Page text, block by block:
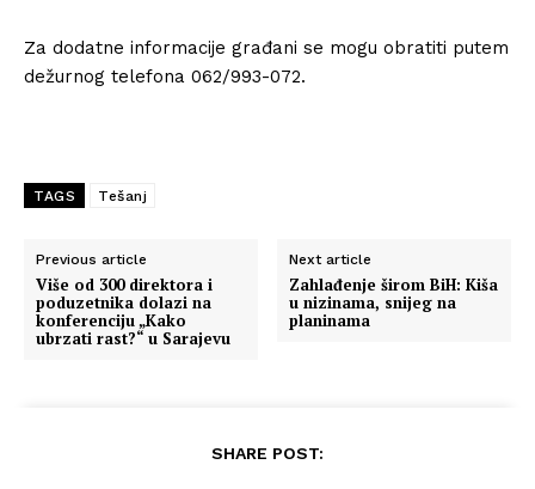
Za dodatne informacije građani se mogu obratiti putem
dežurnog telefona 062/993-072.
TAGS Tešanj
Previous article
Više od 300 direktora i
poduzetnika dolazi na
konferenciju „Kako
ubrzati rast?“ u Sarajevu
Next article
Zahlađenje širom BiH: Kiša
u nizinama, snijeg na
planinama
SHARE POST: